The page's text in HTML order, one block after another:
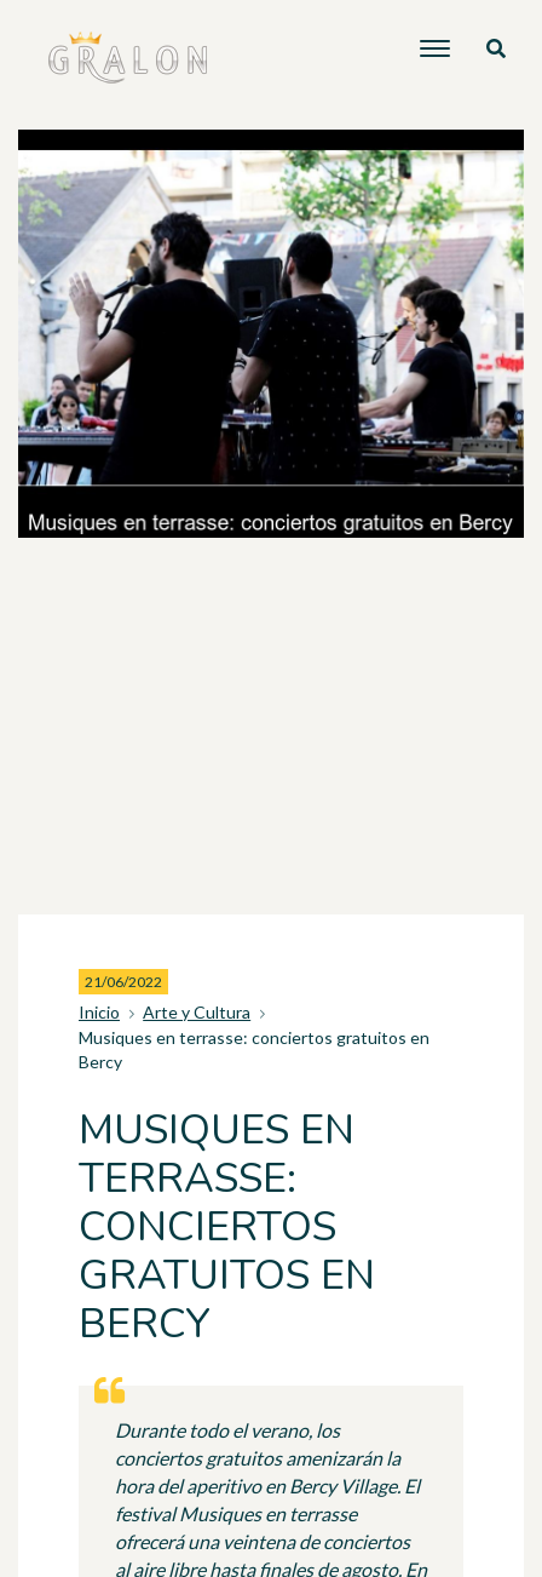
21/06/2022
Inicio
Arte y Cultura
Musiques en terrasse: conciertos gratuitos en
Bercy
MUSIQUES EN
TERRASSE:
CONCIERTOS
GRATUITOS EN
BERCY
Durante todo el verano, los
conciertos gratuitos amenizarán la
hora del aperitivo en Bercy Village. El
festival Musiques en terrasse
ofrecerá una veintena de conciertos
al aire libre hasta finales de agosto. En